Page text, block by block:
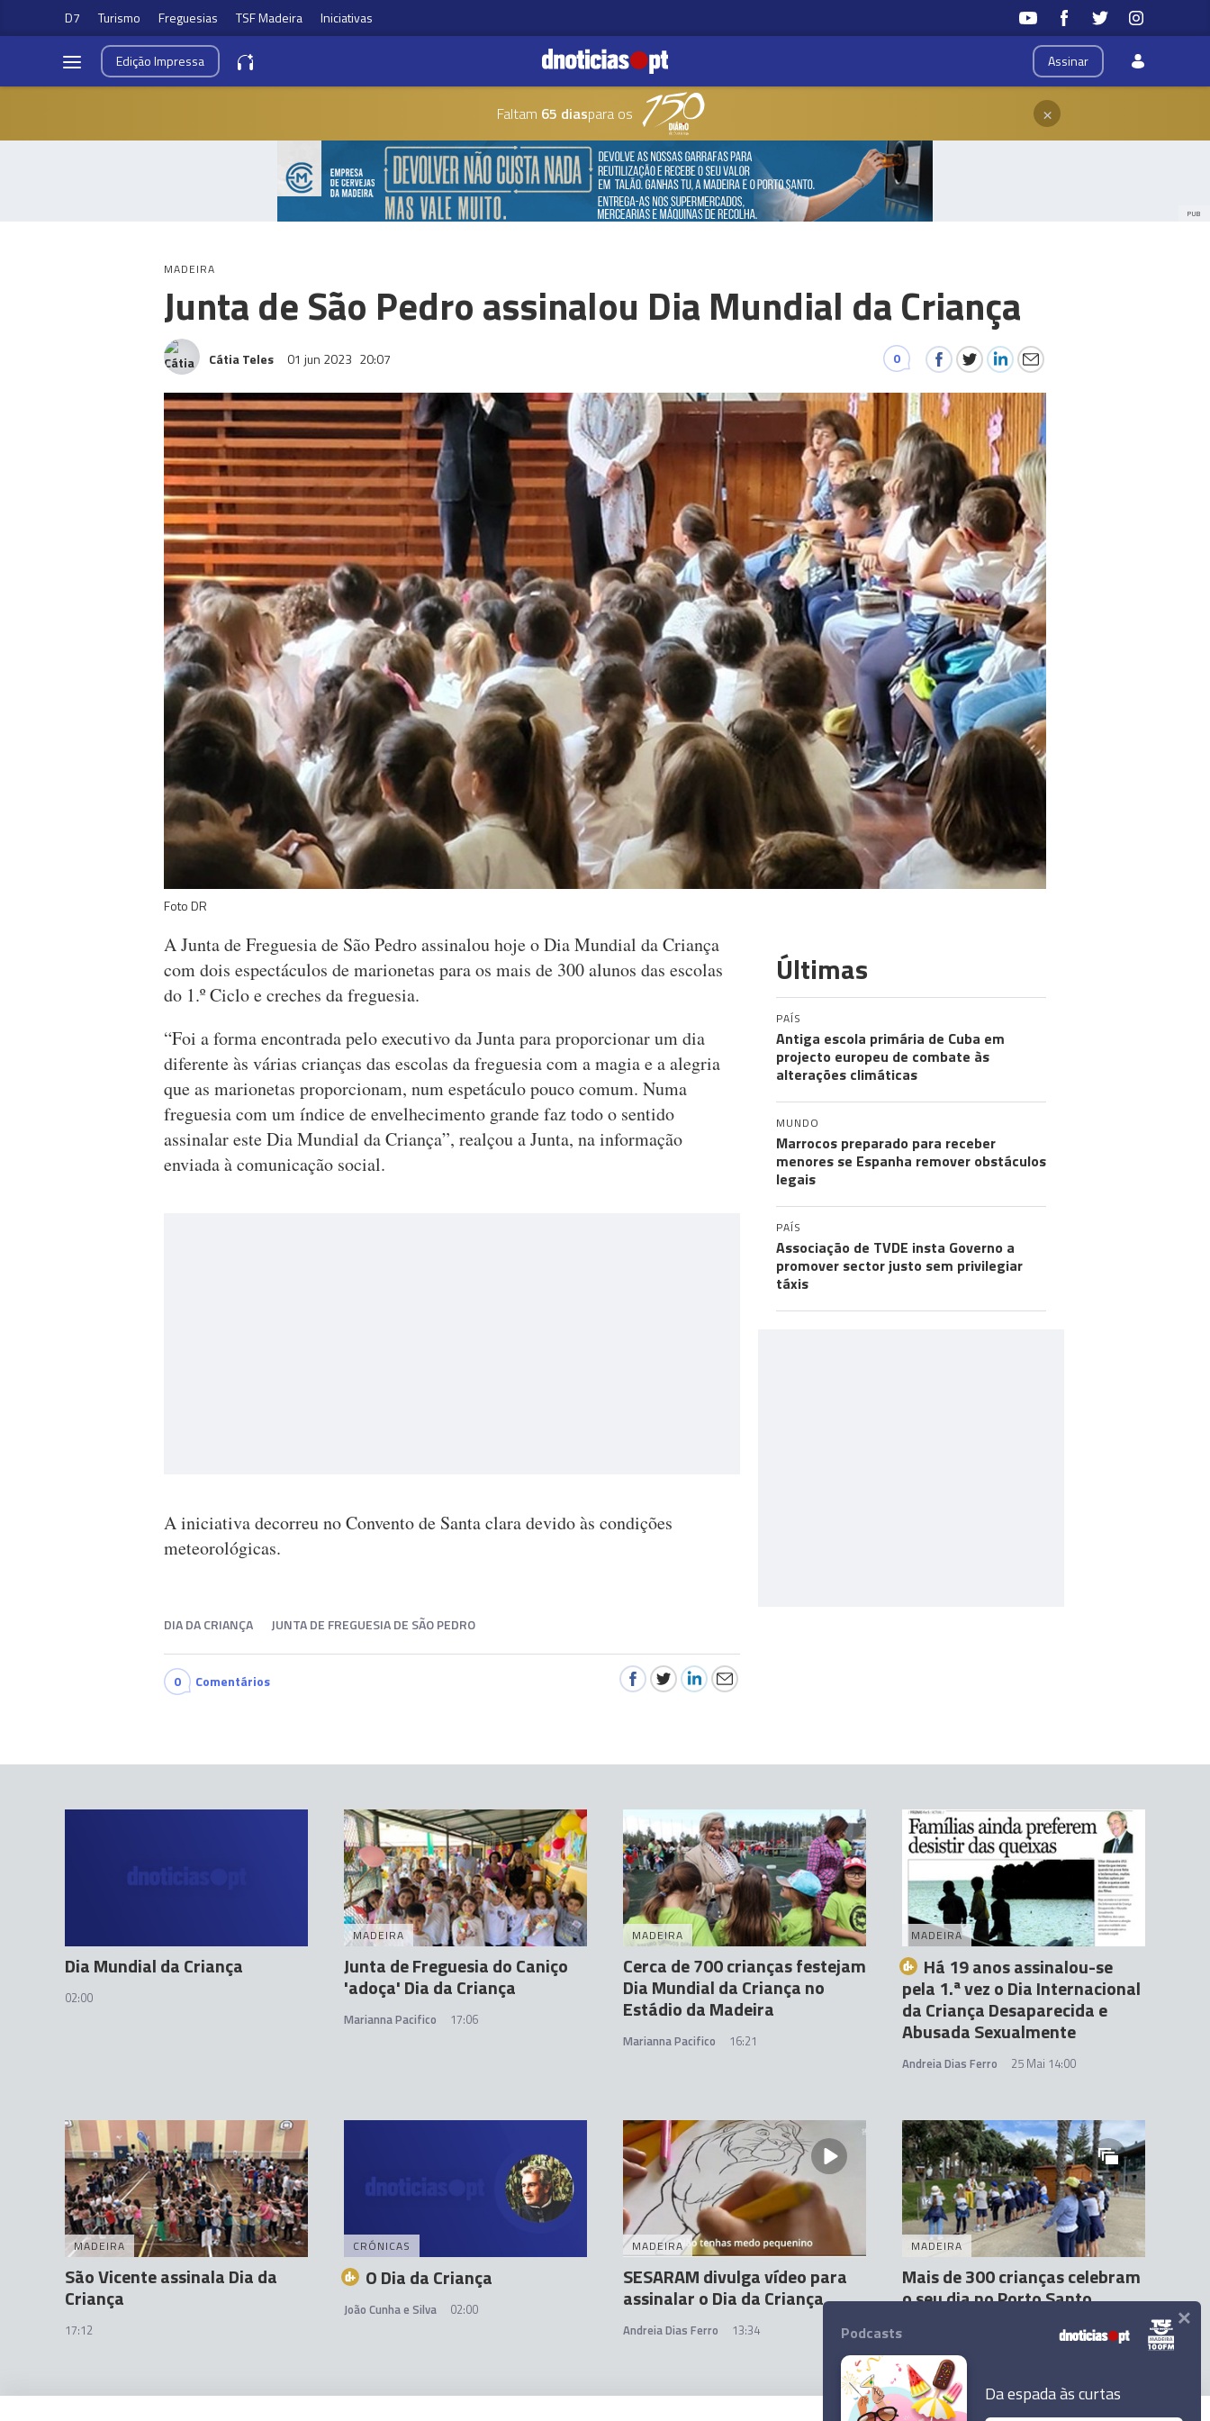
D7 Turismo Freguesias TSF Madeira Iniciativas
Assinar
EdiçãoImpressa
Faltam 65 diaspara os ×
PUB
MADEIRA
Junta de São Pedro assinalou Dia Mundial da Criança
Cátia Teles 01 jun 2023 20:07 0
Foto DR
A Junta de Freguesia de São Pedro assinalou hoje o Dia Mundial da Criança
com dois espectáculos de marionetas para os mais de 300 alunos das escolas
do 1.º Ciclo e creches da freguesia.
“Foi a forma encontrada pelo executivo da Junta para proporcionar um dia
diferente às várias crianças das escolas da freguesia com a magia e a alegria
que as marionetas proporcionam, num espetáculo pouco comum. Numa
freguesia com um índice de envelhecimento grande faz todo o sentido
assinalar este Dia Mundial da Criança”, realçou a Junta, na informação
enviada à comunicação social.
A iniciativa decorreu no Convento de Santa clara devido às condições
meteorológicas.
DIA DA CRIANÇA JUNTA DE FREGUESIA DE SÃO PEDRO
0 Comentários
Últimas
PAÍS
Antiga escola primária de Cuba em
projecto europeu de combate às
alterações climáticas
MUNDO
Marrocos preparado para receber
menores se Espanha remover obstáculos
legais
PAÍS
Associação de TVDE insta Governo a
promover sector justo sem privilegiar
táxis
Dia Mundial da Criança
02:00
MADEIRA
Junta de Freguesia do Caniço
'adoça' Dia da Criança
Marianna Pacifico 17:06
MADEIRA
Cerca de 700 crianças festejam
Dia Mundial da Criança no
Estádio da Madeira
Marianna Pacifico 16:21
MADEIRA
Há 19 anos assinalou-se
pela 1.ª vez o Dia Internacional
da Criança Desaparecida e
Abusada Sexualmente
Andreia Dias Ferro 25 Mai 14:00
MADEIRA
São Vicente assinala Dia da
Criança
17:12
CRÓNICAS
O Dia da Criança
João Cunha e Silva 02:00
MADEIRA
SESARAM divulga vídeo para
assinalar o Dia da Criança
Andreia Dias Ferro 13:34
MADEIRA
Mais de 300 crianças celebram
o seu dia no Porto Santo
Podcasts
Da espada às curtas
×